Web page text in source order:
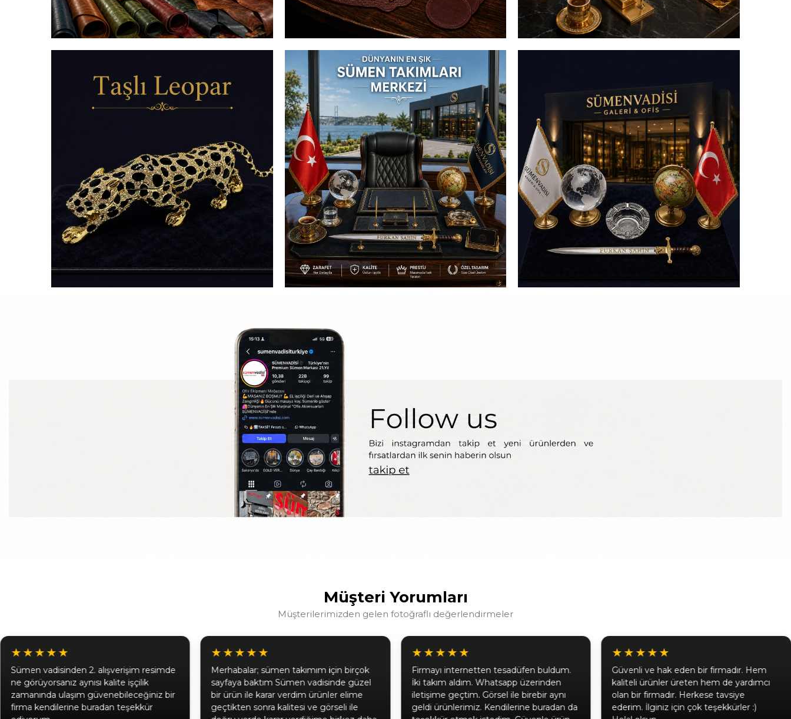
Müşteri Yorumları
Müşterilerimizden gelen fotoğraflı değerlendirmeler
bir
★★★★★
Merhabalar; sümen takımım için birçok
sayfaya baktım Sümen vadisinde güzel
bir ürün ile karar verdim ürünler elime
geçtikten sonra kalitesi ve görseli ile
★★★★★
Firmayı internetten tesadüfen buldum.
İki takım aldım. Whatsapp üzerinden
iletişime geçtim. Görsel ile birebir aynı
geldi ürünlerimiz. Kendilerine buradan da
★★★★★
Güvenli ve hak eden bir firmadır. Hem
kaliteli ürünler üreten hem de yardımcı
olan bir firmadır. Herkese tavsiye
ederim. İlginiz için çok teşekkürler :)
★★★★★
Satıcı o kadar ilgili ve işinde iyi ki,
ürünler çok kaliteli hem de çok
şekilde paketlenmişti. Hayatımda
açtığım en zor kargoydu